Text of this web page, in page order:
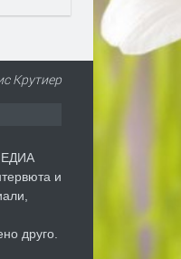
Крутиер
и
друго.